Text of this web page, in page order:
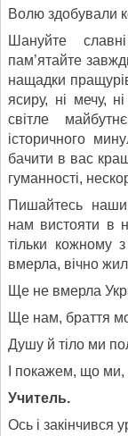
Волю здобували
Шануйте
пам’ятайте
нащадки
ясиру, ні мечу,
світле
історичного
бачити в вас
гуманності,
Пишайтесь
нам вистояти в
тільки кожному
вмерла, вічно
Ще не вмерла
Ще нам, браття
Душу й тіло ми
І покажем, що ми,
Учитель.
Ось і закінчився